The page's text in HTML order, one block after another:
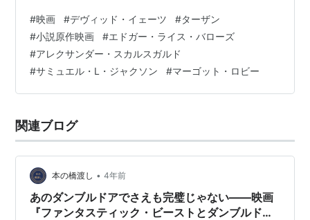
と、ターザンは知っているが元々は何なのか、どんな物
語なのか、そもそもよく知らないことに気付く。調べる
とどうやら小説が最初でその後映像化されて人気を博し
たようだが、キャラだけが独り歩きして知名度が高いの
はすごいことだ。フランケンシュタインやシンドバッド
#映画 #デヴィッド・イェーツ #ターザン
#小説原作映画 #エドガー・ライス・バローズ
#アレクサンダー・スカルスガルド
#サミュエル・L・ジャクソン #マーゴット・ロビー
関連ブログ
本の橋渡し • 4年前
あのダンブルドアでさえも完璧じゃない——映画
『ファンタスティック・ビーストとダンブルドア